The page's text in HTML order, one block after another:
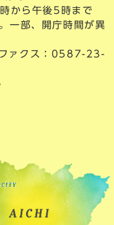
から午後5時まで
一部、開庁時間が異
ァクス：0587-23-